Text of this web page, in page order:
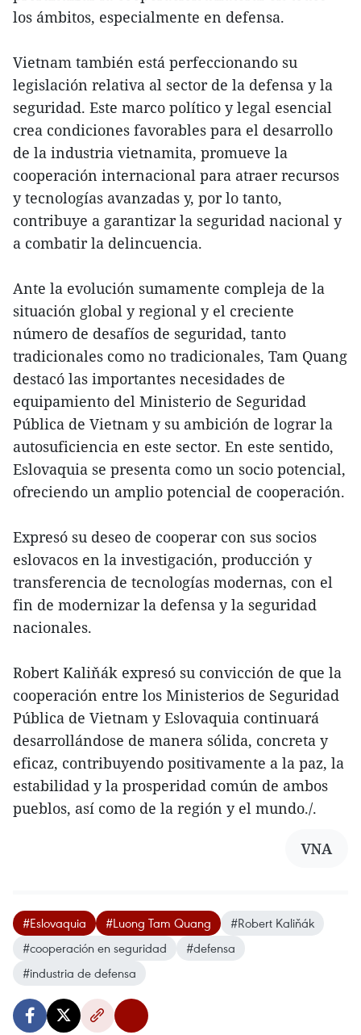
los ámbitos, especialmente en defensa.
Vietnam también está perfeccionando su
legislación relativa al sector de la defensa y la
seguridad. Este marco político y legal esencial
crea condiciones favorables para el desarrollo
de la industria vietnamita, promueve la
cooperación internacional para atraer recursos
y tecnologías avanzadas y, por lo tanto,
contribuye a garantizar la seguridad nacional y
a combatir la delincuencia.
Ante la evolución sumamente compleja de la
situación global y regional y el creciente
número de desafíos de seguridad, tanto
tradicionales como no tradicionales, Tam Quang
destacó las importantes necesidades de
equipamiento del Ministerio de Seguridad
Pública de Vietnam y su ambición de lograr la
autosuficiencia en este sector. En este sentido,
Eslovaquia se presenta como un socio potencial,
ofreciendo un amplio potencial de cooperación.
Expresó su deseo de cooperar con sus socios
eslovacos en la investigación, producción y
transferencia de tecnologías modernas, con el
fin de modernizar la defensa y la seguridad
nacionales.
Robert Kaliňák expresó su convicción de que la
cooperación entre los Ministerios de Seguridad
Pública de Vietnam y Eslovaquia continuará
desarrollándose de manera sólida, concreta y
eficaz, contribuyendo positivamente a la paz, la
estabilidad y la prosperidad común de ambos
pueblos, así como de la región y el mundo./.
VNA
#Eslovaquia #Luong Tam Quang
#Robert Kaliňák
#cooperación en seguridad
#defensa
#industria de defensa